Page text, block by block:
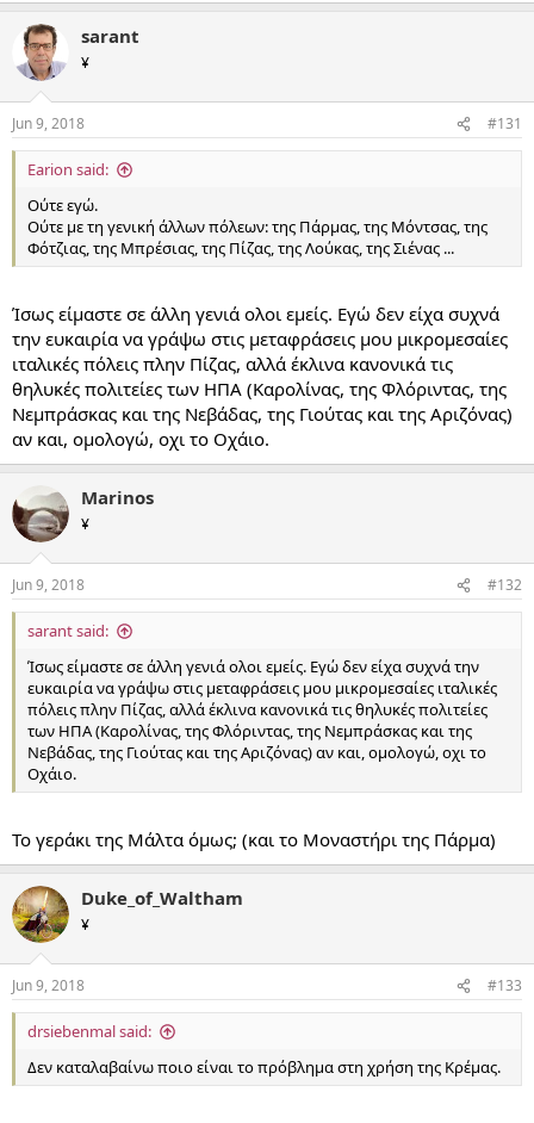
sarant
¥
Jun 9, 2018 #131
Earion said:
Ούτε εγώ.
Ούτε με τη γενική άλλων πόλεων: της Πάρμας, της Μόντσας, της
Φότζιας, της Μπρέσιας, της Πίζας, της Λούκας, της Σιένας ...
Ίσως είμαστε σε άλλη γενιά ολοι εμείς. Εγώ δεν είχα συχνά
την ευκαιρία να γράψω στις μεταφράσεις μου μικρομεσαίες
ιταλικές πόλεις πλην Πίζας, αλλά έκλινα κανονικά τις
θηλυκές πολιτείες των ΗΠΑ (Καρολίνας, της Φλόριντας, της
Νεμπράσκας και της Νεβάδας, της Γιούτας και της Αριζόνας)
αν και, ομολογώ, οχι το Οχάιο.
Marinos
¥
Jun 9, 2018 #132
sarant said:
Ίσως είμαστε σε άλλη γενιά ολοι εμείς. Εγώ δεν είχα συχνά την
ευκαιρία να γράψω στις μεταφράσεις μου μικρομεσαίες ιταλικές
πόλεις πλην Πίζας, αλλά έκλινα κανονικά τις θηλυκές πολιτείες
των ΗΠΑ (Καρολίνας, της Φλόριντας, της Νεμπράσκας και της
Νεβάδας, της Γιούτας και της Αριζόνας) αν και, ομολογώ, οχι το
Οχάιο.
Το γεράκι της Μάλτα όμως; (και το Μοναστήρι της Πάρμα)
Duke_of_Waltham
¥
Jun 9, 2018 #133
drsiebenmal said:
Δεν καταλαβαίνω ποιο είναι το πρόβλημα στη χρήση της Κρέμας.